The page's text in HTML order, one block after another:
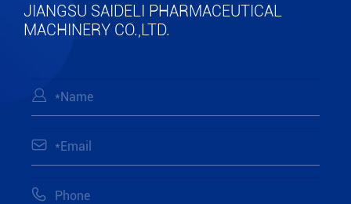
JIANGSU SAIDELI PHARMACEUTICAL
MACHINERY CO.,LTD.


